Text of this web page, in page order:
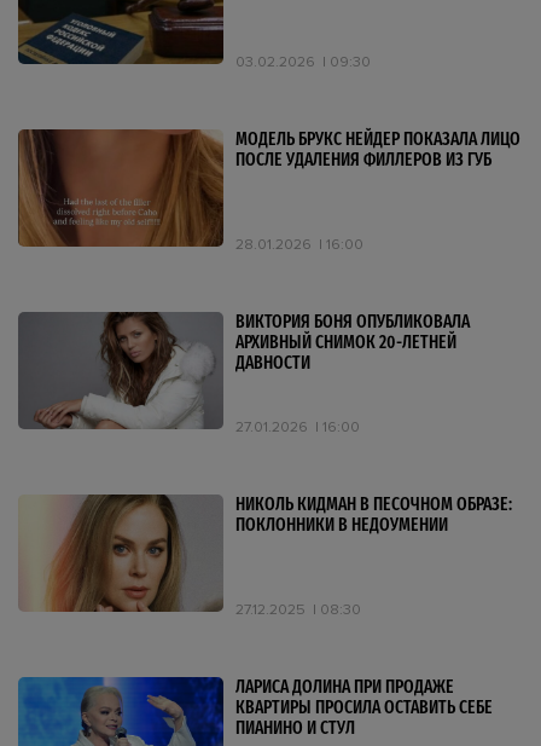
03.02.2026 09:30
МОДЕЛЬ БРУКС НЕЙДЕР ПОКАЗАЛА ЛИЦО
ПОСЛЕ УДАЛЕНИЯ ФИЛЛЕРОВ ИЗ ГУБ
28.01.2026 16:00
ВИКТОРИЯ БОНЯ ОПУБЛИКОВАЛА
АРХИВНЫЙ СНИМОК 20-ЛЕТНЕЙ
ДАВНОСТИ
27.01.2026 16:00
НИКОЛЬ КИДМАН В ПЕСОЧНОМ ОБРАЗЕ:
ПОКЛОННИКИ В НЕДОУМЕНИИ
27.12.2025 08:30
ЛАРИСА ДОЛИНА ПРИ ПРОДАЖЕ
КВАРТИРЫ ПРОСИЛА ОСТАВИТЬ СЕБЕ
ПИАНИНО И СТУЛ